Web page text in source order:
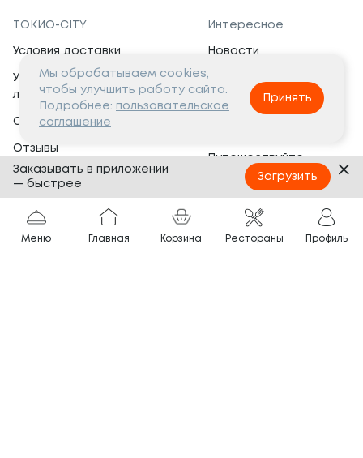
ТОКИО-CITY
Условия доставки
Условия программы
лояльности
Сертификаты
Отзывы
Банкеты
Вопросы и ответы
Интересное
Новости
Вакансии
Социальная жизнь
Путешествуйте
с ТОКИО-CITY
Партнёрам
Франшиза
Меню Главная Корзина Рестораны Профиль
Мы обрабатываем cookies,
чтобы улучшить работу сайта.
Подробнее: пользовательское
соглашение
Принять
Заказывать в приложении
— быстрее
Загрузить